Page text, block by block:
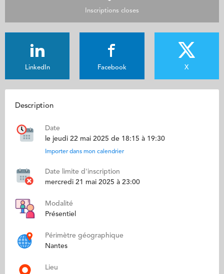
Inscriptions closes
LinkedIn Facebook X
Description
Date
le jeudi 22 mai 2025 de 18:15 à 19:30
Importer dans mon calendrier
Date limite d'inscription
mercredi 21 mai 2025 à 23:00
Modalité
Présentiel
Périmètre géographique
Nantes
Lieu